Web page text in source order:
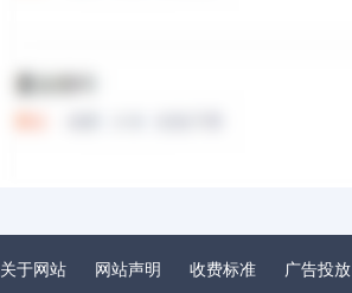
关于网站 网站声明 收费标准 广告投放